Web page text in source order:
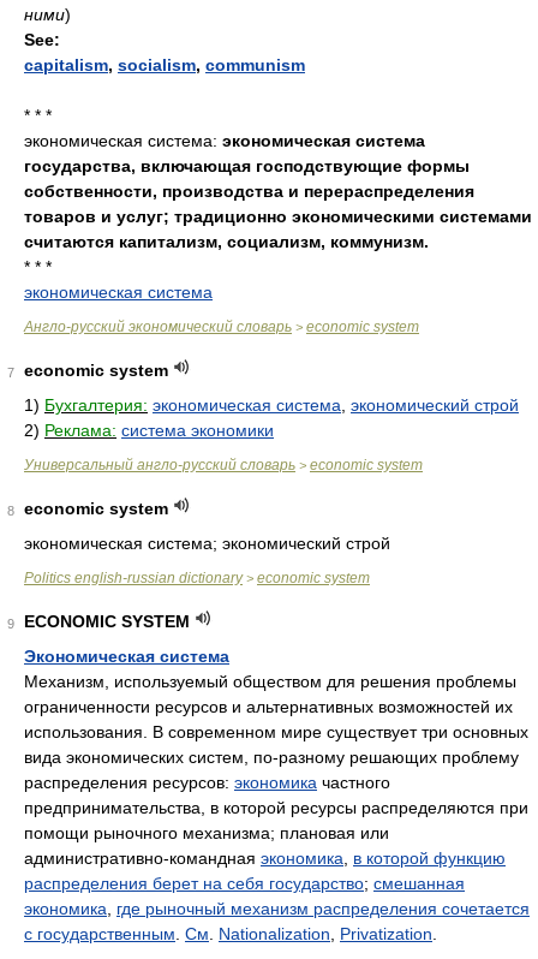
ними)
See:
capitalism, socialism, communism
* * *
экономическая система: экономическая система
государства, включающая господствующие формы
собственности, производства и перераспределения
товаров и услуг; традиционно экономическими системами
считаются капитализм, социализм, коммунизм.
* * *
экономическая система
Англо-русский экономический словарь > economic system
7
economic system
1) Бухгалтерия: экономическая система экономический строй
2) Реклама: система экономики
Универсальный англо-русский словарь > economic system
8
economic system
экономическая система; экономический строй
Politics english-russian dictionary> economic system
9
ECONOMIC SYSTEM
Экономическая система
Механизм, используемый обществом для решения проблемы
ограниченности ресурсов и альтернативных возможностей их
использования. В современном мире существует три основных
вида экономических систем, по-разному решающих проблему
распределения ресурсов: экономика частного
предпринимательства, в которой ресурсы распределяются при
помощи рыночного механизма; плановая или
административно-командная экономика
в которой функцию
распределения берет на себя государство; смешанная
экономика
где рыночный механизм распределения сочетается
с государственным См Nationalization Privatization